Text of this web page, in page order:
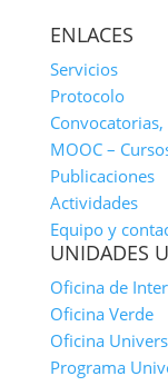
ENLACES
Servicios
Protocolo
MOOC –
Publicaciones
Actividades
Equipo y
UNIDADES
Oficina de
Oficina Verde
Oficina
Programa